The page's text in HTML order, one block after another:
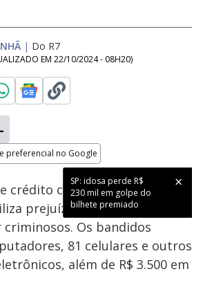
| Do R7
EM 22/10/2024 - 08H20)
preferencial no Google
SP: idosa perde R$
230 mil em golpe do
bilhete premiado
crédito consignado no litoral
prejuízo de R$ 200 mil após
Os bandidos
81 celulares e outros
além de R$ 3.500 em